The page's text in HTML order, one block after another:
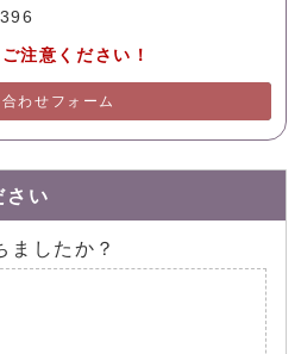
注意ください！
わせフォーム
さい
ましたか？